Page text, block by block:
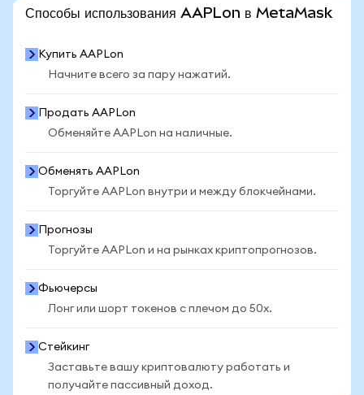
Способы использования AAPLon в MetaMask
Купить AAPLon
Начните всего за пару нажатий.
Продать AAPLon
Обменяйте AAPLon на наличные.
Обменять AAPLon
Торгуйте AAPLon внутри и между блокчейнами.
Прогнозы
Торгуйте AAPLon и на рынках криптопрогнозов.
Фьючерсы
Лонг или шорт токенов с плечом до 50x.
Стейкинг
Заставьте вашу криптовалюту работать и
получайте пассивный доход.